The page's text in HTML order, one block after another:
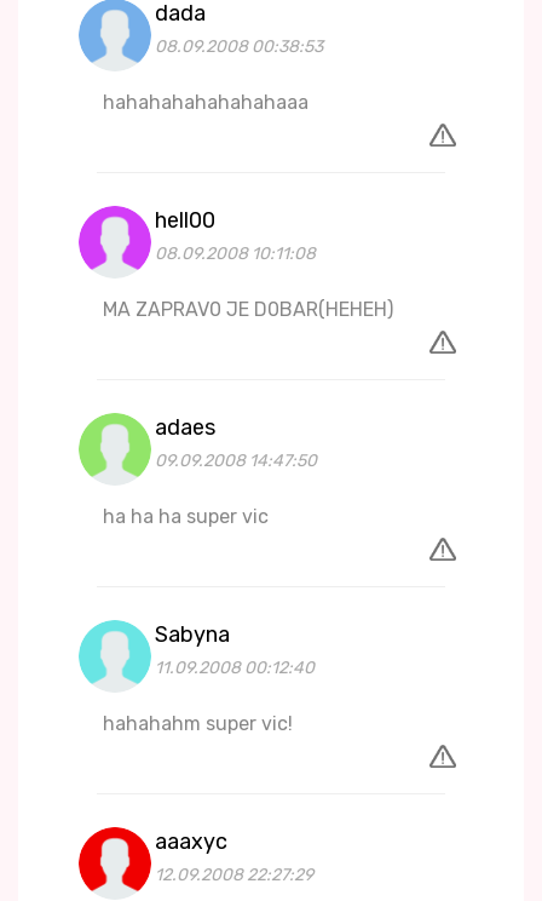
dada
08.09.2008 00:38:53
hahahahahahahahaaa
hell00
08.09.2008 10:11:08
MA ZAPRAV0 JE D0BAR(HEHEH)
adaes
09.09.2008 14:47:50
ha ha ha super vic
Sabyna
11.09.2008 00:12:40
hahahahm super vic!
aaaxyc
12.09.2008 22:27:29